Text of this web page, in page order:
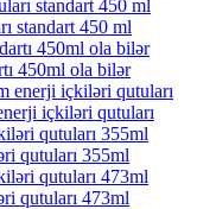
standart 450 ml
450ml ola bilər
içkiləri qutuları
qutuları 355ml
qutuları 473ml